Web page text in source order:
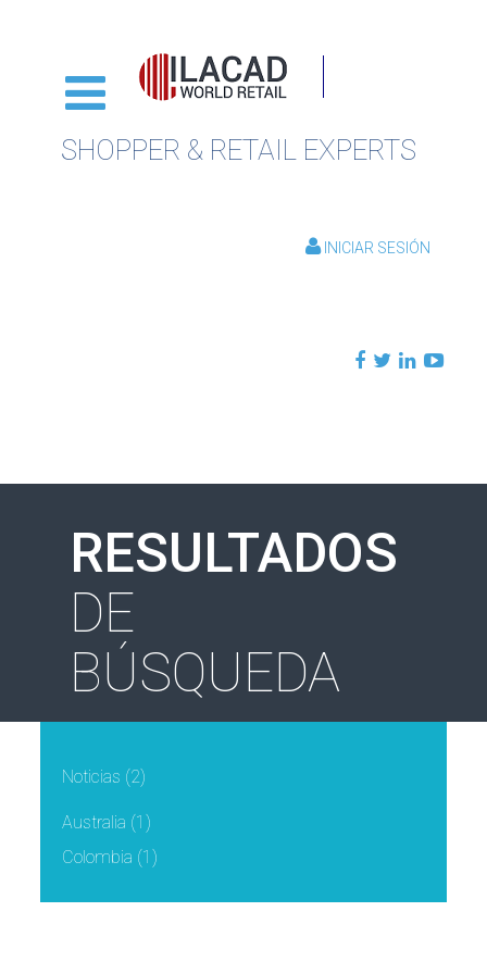
SHOPPER & RETAIL EXPERTS
INICIAR SESIÓN
RESULTADOS
DE
BÚSQUEDA
Noticias (2)
Australia (1)
Colombia (1)